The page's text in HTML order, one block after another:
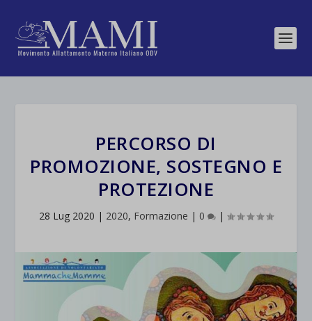
PERCORSO DI
PROMOZIONE, SOSTEGNO E
PROTEZIONE
28 Lug 2020 | 2020, Formazione | 0 |